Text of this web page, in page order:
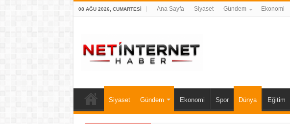
08 AĞU 2026, CUMARTESI Ana Sayfa Siyaset Gündem Ekonomi
Siyaset Gündem Ekonomi Spor Dünya Eğitim